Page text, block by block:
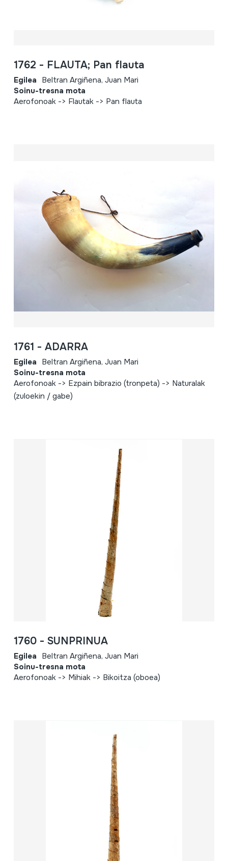
1762 - FLAUTA; Pan flauta
Egilea Beltran Argiñena, Juan Mari
Soinu-tresna mota
Aerofonoak -> Flautak -> Pan flauta
1761 - ADARRA
Egilea Beltran Argiñena, Juan Mari
Soinu-tresna mota
Aerofonoak -> Ezpain bibrazio (tronpeta) -> Naturalak
(zuloekin / gabe)
1760 - SUNPRINUA
Egilea Beltran Argiñena, Juan Mari
Soinu-tresna mota
Aerofonoak -> Mihiak -> Bikoitza (oboea)